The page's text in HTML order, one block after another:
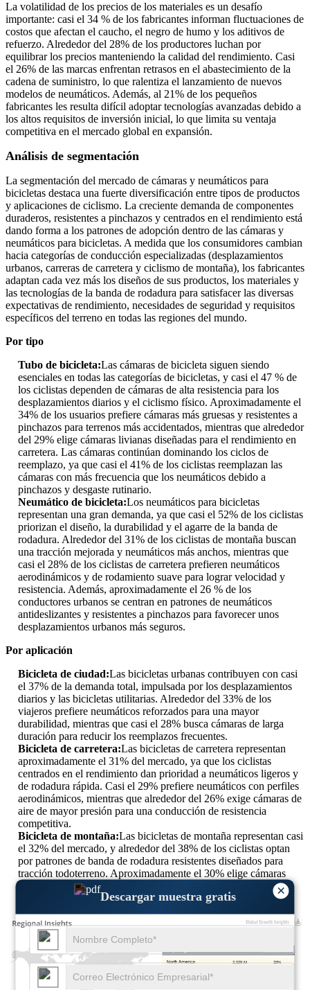
×
Descargar muestra gratis
La volatilidad de los precios de los materiales es un desafío
importante: casi el 34 % de los fabricantes informan fluctuaciones de
costos que afectan el caucho, el negro de humo y los aditivos de
refuerzo. Alrededor del 28% de los productores luchan por
equilibrar los precios manteniendo la calidad del rendimiento. Casi
el 26% de las marcas enfrentan retrasos en el abastecimiento de la
cadena de suministro, lo que ralentiza el lanzamiento de nuevos
modelos de neumáticos. Además, al 21% de los pequeños
fabricantes les resulta difícil adoptar tecnologías avanzadas debido a
los altos requisitos de inversión inicial, lo que limita su ventaja
competitiva en el mercado global en expansión.
Análisis de segmentación
La segmentación del mercado de cámaras y neumáticos para
bicicletas destaca una fuerte diversificación entre tipos de productos
y aplicaciones de ciclismo. La creciente demanda de componentes
duraderos, resistentes a pinchazos y centrados en el rendimiento está
dando forma a los patrones de adopción dentro de las cámaras y
neumáticos para bicicletas. A medida que los consumidores cambian
hacia categorías de conducción especializadas (desplazamientos
urbanos, carreras de carretera y ciclismo de montaña), los fabricantes
adaptan cada vez más los diseños de sus productos, los materiales y
las tecnologías de la banda de rodadura para satisfacer las diversas
expectativas de rendimiento, necesidades de seguridad y requisitos
específicos del terreno en todas las regiones del mundo.
Por tipo
Tubo de bicicleta:Las cámaras de bicicleta siguen siendo
esenciales en todas las categorías de bicicletas, y casi el 47 % de
los ciclistas dependen de cámaras de alta resistencia para los
desplazamientos diarios y el ciclismo físico. Aproximadamente el
34% de los usuarios prefiere cámaras más gruesas y resistentes a
pinchazos para terrenos más accidentados, mientras que alrededor
del 29% elige cámaras livianas diseñadas para el rendimiento en
carretera. Las cámaras continúan dominando los ciclos de
reemplazo, ya que casi el 41% de los ciclistas reemplazan las
cámaras con más frecuencia que los neumáticos debido a
pinchazos y desgaste rutinario.
Neumático de bicicleta:Los neumáticos para bicicletas
representan una gran demanda, ya que casi el 52% de los ciclistas
priorizan el diseño, la durabilidad y el agarre de la banda de
rodadura. Alrededor del 31% de los ciclistas de montaña buscan
una tracción mejorada y neumáticos más anchos, mientras que
casi el 28% de los ciclistas de carretera prefieren neumáticos
aerodinámicos y de rodamiento suave para lograr velocidad y
resistencia. Además, aproximadamente el 26 % de los
conductores urbanos se centran en patrones de neumáticos
antideslizantes y resistentes a pinchazos para favorecer unos
desplazamientos urbanos más seguros.
Por aplicación
Bicicleta de ciudad:Las bicicletas urbanas contribuyen con casi
el 37% de la demanda total, impulsada por los desplazamientos
diarios y las bicicletas utilitarias. Alrededor del 33% de los
viajeros prefiere neumáticos reforzados para una mayor
durabilidad, mientras que casi el 28% busca cámaras de larga
duración para reducir los reemplazos frecuentes.
Bicicleta de carretera:Las bicicletas de carretera representan
aproximadamente el 31% del mercado, ya que los ciclistas
centrados en el rendimiento dan prioridad a neumáticos ligeros y
de rodadura rápida. Casi el 29% prefiere neumáticos con perfiles
aerodinámicos, mientras que alrededor del 26% exige cámaras de
aire de mayor presión para una conducción de resistencia
competitiva.
Bicicleta de montaña:Las bicicletas de montaña representan casi
el 32% del mercado, y alrededor del 38% de los ciclistas optan
por patrones de banda de rodadura resistentes diseñados para
tracción todoterreno. Aproximadamente el 30% elige cámaras
resistentes a pinchazos para soportar terrenos rocosos y
condiciones de conducción agresivas.
33%
2,029 M